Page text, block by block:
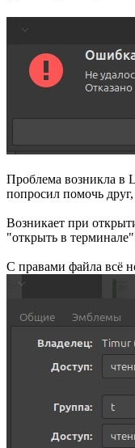
Проблема возникла в
попросил помочь
Возникает при
"открыть в
С правами файла всё